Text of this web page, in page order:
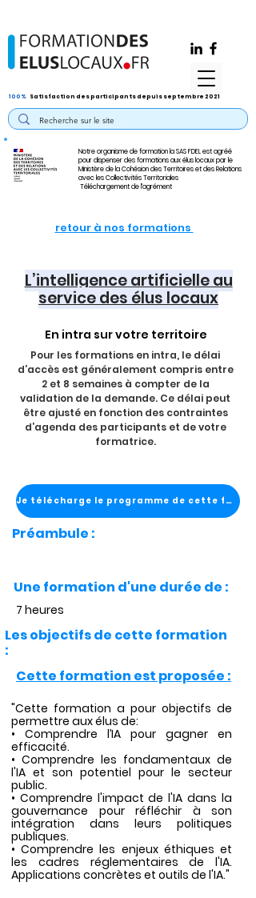
Notre organisme de formation la SAS FDEL est agréé
pour dispenser des formations aux élus locaux par le
Ministère de la Cohésion des Territoires et des Relations
avec les Collectivités Territoriales
Téléchargement de l'agrément
100% Satisfaction des participants depuis septembre 2021
retour à nos formations
L’intelligence artificielle au
service des élus locaux
En intra sur votre territoire
Pour les formations en intra, le délai
d’accès est généralement compris entre
2 et 8 semaines à compter de la
validation de la demande. Ce délai peut
être ajusté en fonction des contraintes
d’agenda des participants et de votre
formatrice.
Je télécharge le programme de cette formation
Préambule :
Une formation d'une durée de :
7 heures
Les objectifs de cette formation
:
Cette formation est proposée :
"Cette formation a pour objectifs de
permettre aux élus de:
• Comprendre l’IA pour gagner en
efficacité.
• Comprendre les fondamentaux de
l'IA et son potentiel pour le secteur
public.
• Comprendre l'impact de l'IA dans la
gouvernance pour réfléchir à son
intégration dans leurs politiques
publiques.
• Comprendre les enjeux éthiques et
les cadres réglementaires de l'IA.
Applications concrètes et outils de l'IA."